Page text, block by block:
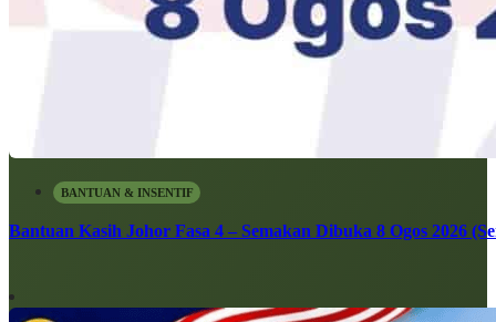
BANTUAN & INSENTIF
Bantuan Kasih Johor Fasa 4 – Semakan Dibuka 8 Ogos 2026